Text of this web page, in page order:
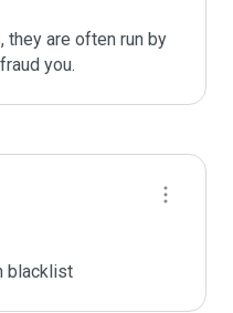
they are often run by
you.
blacklist